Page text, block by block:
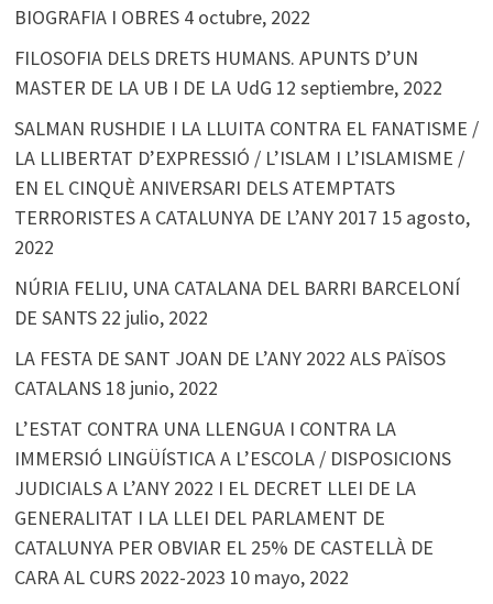
BIOGRAFIA I OBRES 4 octubre, 2022
FILOSOFIA DELS DRETS HUMANS. APUNTS D’UN
MASTER DE LA UB I DE LA UdG 12 septiembre, 2022
SALMAN RUSHDIE I LA LLUITA CONTRA EL FANATISME /
LA LLIBERTAT D’EXPRESSIÓ / L’ISLAM I L’ISLAMISME /
EN EL CINQUÈ ANIVERSARI DELS ATEMPTATS
TERRORISTES A CATALUNYA DE L’ANY 2017 15 agosto,
2022
NÚRIA FELIU, UNA CATALANA DEL BARRI BARCELONÍ
DE SANTS 22 julio, 2022
LA FESTA DE SANT JOAN DE L’ANY 2022 ALS PAÏSOS
CATALANS 18 junio, 2022
L’ESTAT CONTRA UNA LLENGUA I CONTRA LA
IMMERSIÓ LINGÜÍSTICA A L’ESCOLA / DISPOSICIONS
JUDICIALS A L’ANY 2022 I EL DECRET LLEI DE LA
GENERALITAT I LA LLEI DEL PARLAMENT DE
CATALUNYA PER OBVIAR EL 25% DE CASTELLÀ DE
CARA AL CURS 2022-2023 10 mayo, 2022